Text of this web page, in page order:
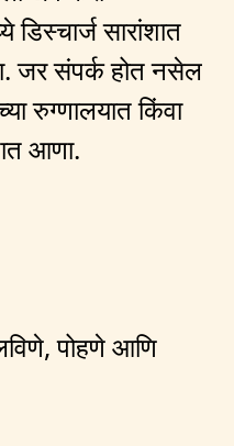
सारांशात
जर संपर्क होत नसेल
रुग्णालयात किंवा
आणा.
पोहणे आणि